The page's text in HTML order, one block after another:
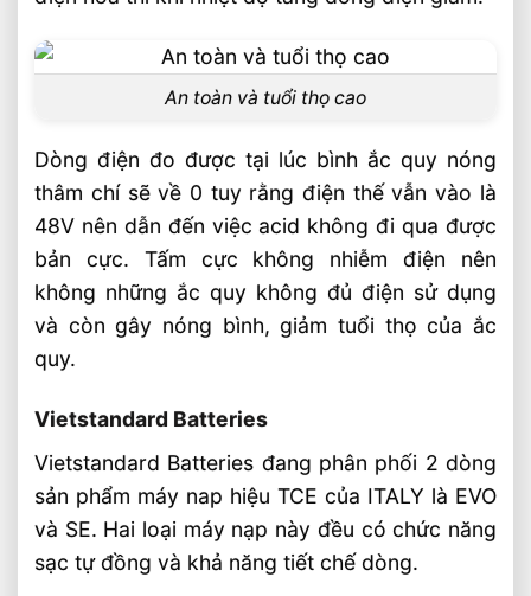
An toàn và tuổi thọ cao
Dòng điện đo được tại lúc bình ắc quy nóng
thâm chí sẽ về 0 tuy rằng điện thế vẫn vào là
48V nên dẫn đến việc acid không đi qua được
bản cực. Tấm cực không nhiễm điện nên
không những ắc quy không đủ điện sử dụng
và còn gây nóng bình, giảm tuổi thọ của ắc
quy.
Vietstandard Batteries
Vietstandard Batteries đang phân phối 2 dòng
sản phẩm máy nap hiệu TCE của ITALY là EVO
và SE. Hai loại máy nạp này đều có chức năng
sạc tự đồng và khả năng tiết chế dòng.